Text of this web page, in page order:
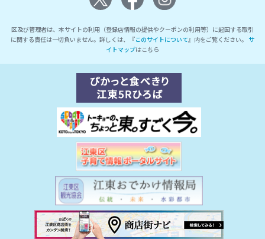
区及び管理者は、本サイトの利用（登録店情報の提供やクーポンの利用等）に起因する取引
に関する責任は一切負いません。詳しくは、『このサイトについて』内をご覧ください。 サ
イトマップはこちら